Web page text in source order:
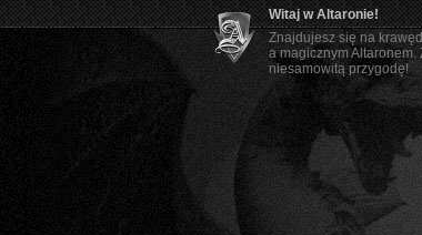
Witaj w Altaronie!
Znajdujesz się na
a magicznym
niesamowitą przygodę!